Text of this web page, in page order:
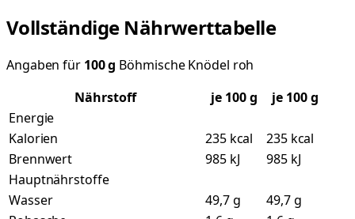
Vollständige Nährwerttabelle
Angaben für 100g Böhmische Knödel roh
Nährstoff
je 100g
je 100 g
Energie
Kalorien
235 kcal
235 kcal
Brennwert
985 kJ
985 kJ
Hauptnährstoffe
Wasser
49,7 g
49,7 g